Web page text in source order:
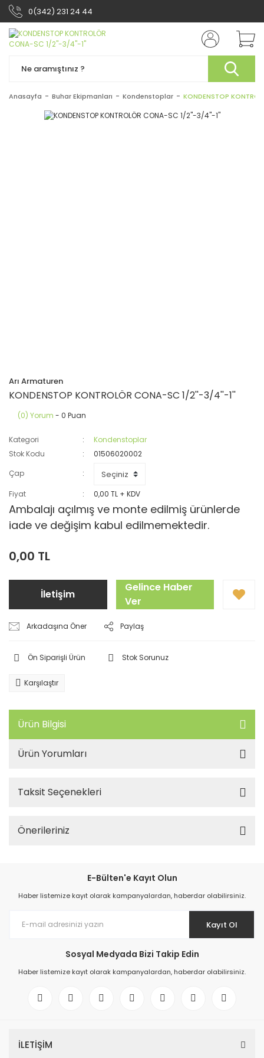
0(342) 231 24 44
Anasayfa Buhar Ekipmanları Kondenstoplar KONDENSTOP
Arı Armaturen
KONDENSTOP KONTROLÖR CONA-SC 1/2''-3/4''-1''
(0) Yorum - 0 Puan
Kategori
Kondenstoplar
Stok Kodu
01506020002
Çap
Fiyat 0,00 TL + KDV
Ambalajı açılmış ve monte edilmiş ürünlerde
iade ve değişim kabul edilmemektedir.
0,00 TL
İletişim
Gelince Haber
Ver
Arkadaşına Öner Paylaş
Ön Siparişli Ürün Stok Sorunuz
Karşılaştır
Ürün Bilgisi
Ürün Yorumları
Taksit Seçenekleri
Önerileriniz
E-Bülten'e Kayıt Olun
Haber listemize kayıt olarak kampanyalardan, haberdar olabilirsiniz.
Kayıt Ol
Sosyal Medyada Bizi Takip Edin
Haber listemize kayıt olarak kampanyalardan, haberdar olabilirsiniz.
İLETİŞİM